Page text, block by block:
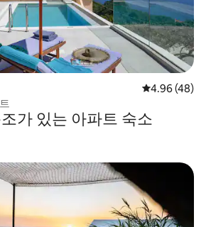
평점 4.96점(5
4.96 (48)
가 있는 아파트 숙소